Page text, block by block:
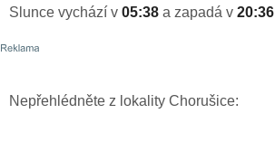
Slunce vychází v 05:38 a zapadá v 20:36
Nepřehlédněte z lokality Chorušice: